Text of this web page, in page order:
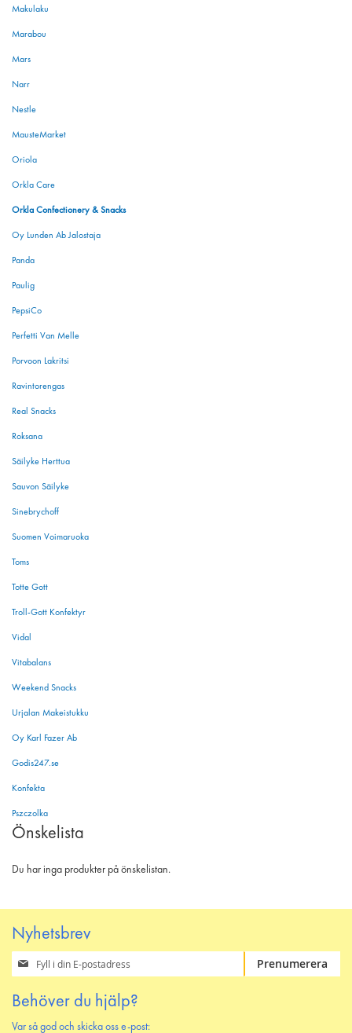
Makulaku
Marabou
Mars
Narr
Nestle
MausteMarket
Oriola
Orkla Care
Orkla Confectionery & Snacks
Oy Lunden Ab Jalostaja
Panda
Paulig
PepsiCo
Perfetti Van Melle
Porvoon Lakritsi
Ravintorengas
Real Snacks
Roksana
Säilyke Herttua
Sauvon Säilyke
Sinebrychoff
Suomen Voimaruoka
Toms
Totte Gott
Troll-Gott Konfektyr
Vidal
Vitabalans
Weekend Snacks
Urjalan Makeistukku
Oy Karl Fazer Ab
Godis247.se
Konfekta
Pszczolka
Önskelista
Du har inga produkter på önskelistan.
Nyhetsbrev
Prenumerera
på
nyhetsbrev
Prenumerera
Behöver du hjälp?
Var så god och skicka oss e-post: